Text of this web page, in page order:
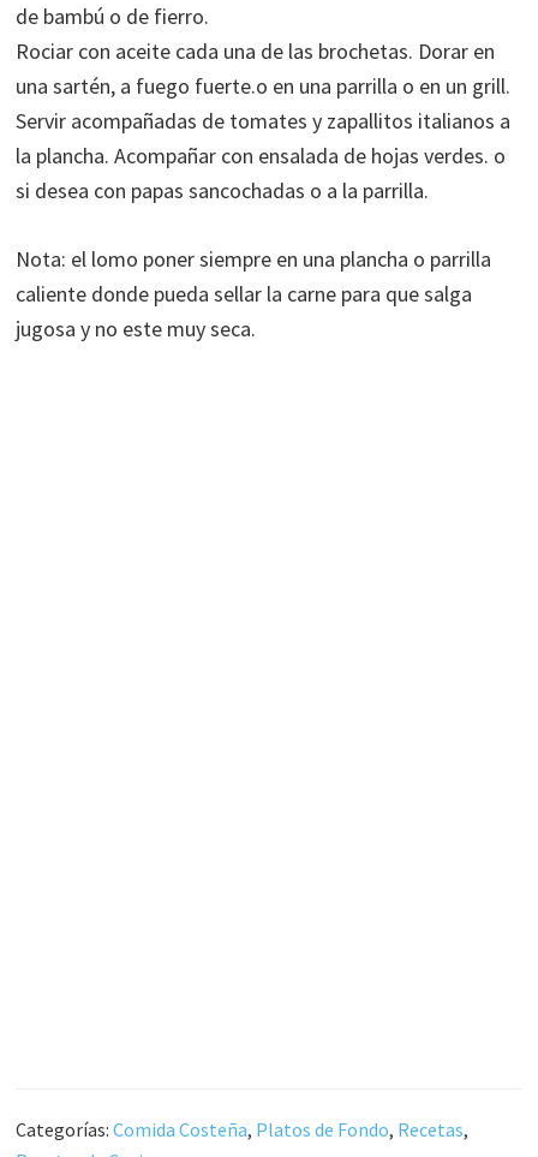
de bambú o de fierro.
Rociar con aceite cada una de las brochetas. Dorar en
una sartén, a fuego fuerte.o en una parrilla o en un grill.
Servir acompañadas de tomates y zapallitos italianos a
la plancha. Acompañar con ensalada de hojas verdes. o
si desea con papas sancochadas o a la parrilla.
Nota: el lomo poner siempre en una plancha o parrilla
caliente donde pueda sellar la carne para que salga
jugosa y no este muy seca.
Categorías:Comida Costeña, Platos de Fondo, Recetas,